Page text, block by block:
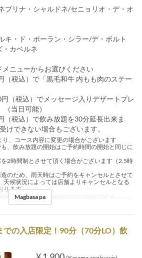
ブリナ・シャルドネ/セニョリオ・デ・オ
キ・ド・ポーラン・シラー/デ・ボルト
・カベルネ
ニューからお選びください
（税込）で「黒毛和牛 内もも肉のステー
（税込）でメッセージ入りデザートプレ
当日可能）
（税込）で飲み放題を30分延長出来ま
できない場合もございます。
り、コース内容に変更の場合がございます
、飲み放題の開始はご予約時間の開始と同じに
2時間制とさせて頂く場合がございます（2.5時
のため、雨天時はご予約をキャンセルとさせて
天候状況によっては店舗よりキャンセルとなる
ります。
Order Limit 2 ~ 30 Kategorya ng Upuan Terrace
Magbasa pa
の入店限定！90分（70分LO）飲